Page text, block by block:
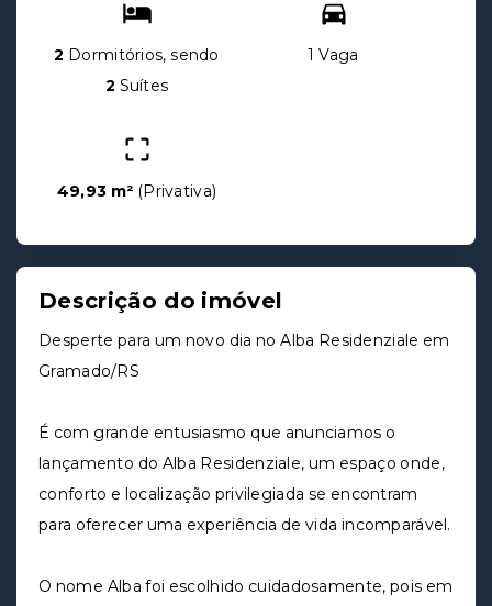
2 Dormitórios, sendo
2 Suítes
1 Vaga
49,93 m² (Privativa)
Descrição do imóvel
Desperte para um novo dia no Alba Residenziale em
Gramado/RS
É com grande entusiasmo que anunciamos o
lançamento do Alba Residenziale, um espaço onde,
conforto e localização privilegiada se encontram
para oferecer uma experiência de vida incomparável.
O nome Alba foi escolhido cuidadosamente, pois em